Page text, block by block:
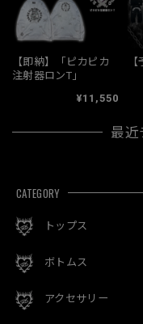
【即納】「ピカピカ
注射器ロンT」
¥11,550
最近
CATEGORY
トップス
ボトムス
アクセサリー